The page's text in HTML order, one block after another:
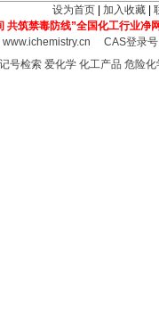
设为首页 加入收藏
共筑禁毒防线”全国化工行业净
www.ichemistry.cn
CAS登录
号检索 爱化学 化工产品 危险化